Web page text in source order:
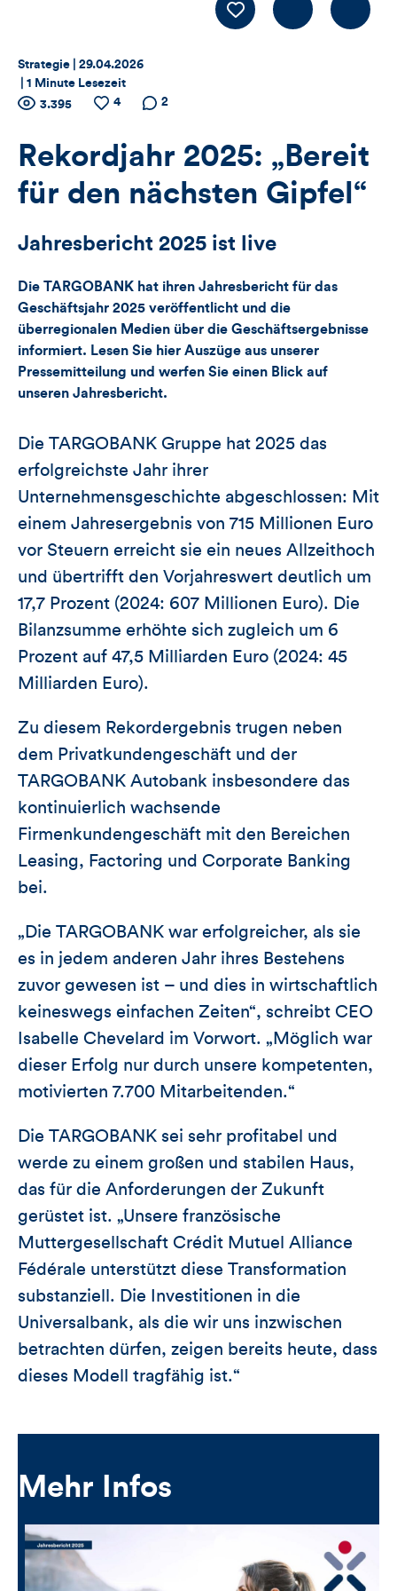
LIKE Kommentieren
Thema:
Strategie | Datum:
29.04.2026
1 Minute Lesezeit
Zähler
für
Views,
und
Kommentare
dieses
Artikels
Anzahl
3.395
Anzahl
4
Anzahl der
2
Rekordjahr 2025: „Bereit
für den nächsten Gipfel“
Jahresbericht 2025 ist live
Die TARGOBANK hat ihren Jahresbericht für das
Geschäftsjahr 2025 veröffentlicht und die
überregionalen Medien über die Geschäftsergebnisse
informiert. Lesen Sie hier Auszüge aus unserer
Pressemitteilung und werfen Sie einen Blick auf
unseren Jahresbericht.
Die TARGOBANK Gruppe hat 2025 das
erfolgreichste Jahr ihrer
Unternehmensgeschichte abgeschlossen: Mit
einem Jahresergebnis von 715 Millionen Euro
vor Steuern erreicht sie ein neues Allzeithoch
und übertrifft den Vorjahreswert deutlich um
17,7 Prozent (2024: 607 Millionen Euro). Die
Bilanzsumme erhöhte sich zugleich um 6
Prozent auf 47,5 Milliarden Euro (2024: 45
Milliarden Euro).
Zu diesem Rekordergebnis trugen neben
dem Privatkundengeschäft und der
TARGOBANK Autobank insbesondere das
kontinuierlich wachsende
Firmenkundengeschäft mit den Bereichen
Leasing, Factoring und Corporate Banking
bei.
„Die TARGOBANK war erfolgreicher, als sie
es in jedem anderen Jahr ihres Bestehens
zuvor gewesen ist – und dies in wirtschaftlich
keineswegs einfachen Zeiten“, schreibt CEO
Isabelle Chevelard im Vorwort. „Möglich war
dieser Erfolg nur durch unsere kompetenten,
motivierten 7.700 Mitarbeitenden.“
Die TARGOBANK sei sehr profitabel und
werde zu einem großen und stabilen Haus,
das für die Anforderungen der Zukunft
gerüstet ist. „Unsere französische
Muttergesellschaft Crédit Mutuel Alliance
Fédérale unterstützt diese Transformation
substanziell. Die Investitionen in die
Universalbank, als die wir uns inzwischen
betrachten dürfen, zeigen bereits heute, dass
dieses Modell tragfähig ist.“
Mehr Infos